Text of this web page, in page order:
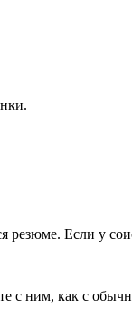
резюме. Если у
с ним, как с